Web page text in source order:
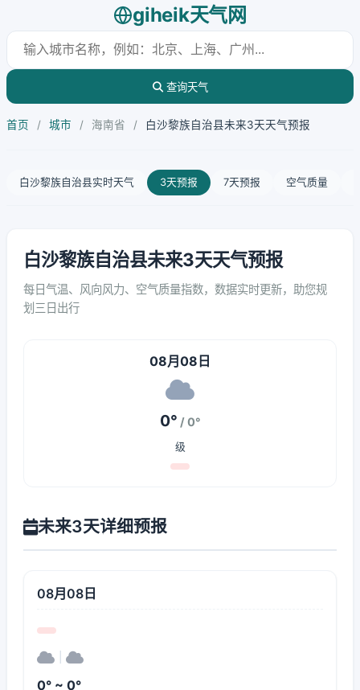
giheik天气网
查询天气
首页 / 城市 / 海南省 / 白沙黎族自治县未来3天天气预报
白沙黎族自治县实时天气 3天预报 7天预报 空气质量
白沙黎族自治县未来3天天气预报
每日气温、风向风力、空气质量指数，数据实时更新，助您规
划三日出行
08月08日
0° / 0°
级
未来3天详细预报
08月08日
0° ~ 0°